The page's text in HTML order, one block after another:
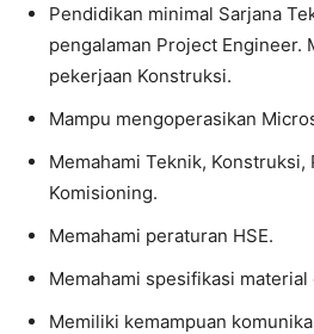
Pendidikan minimal Sarjana
pengalaman Project Engineer.
pekerjaan Konstruksi.
Mampu mengoperasikan
Memahami Teknik, Konstruksi,
Komisioning.
Memahami peraturan HSE.
Memahami spesifikasi material
Memiliki kemampuan